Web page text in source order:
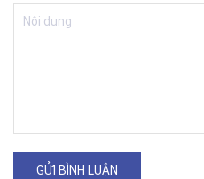
GỬI BÌNH LUẬN